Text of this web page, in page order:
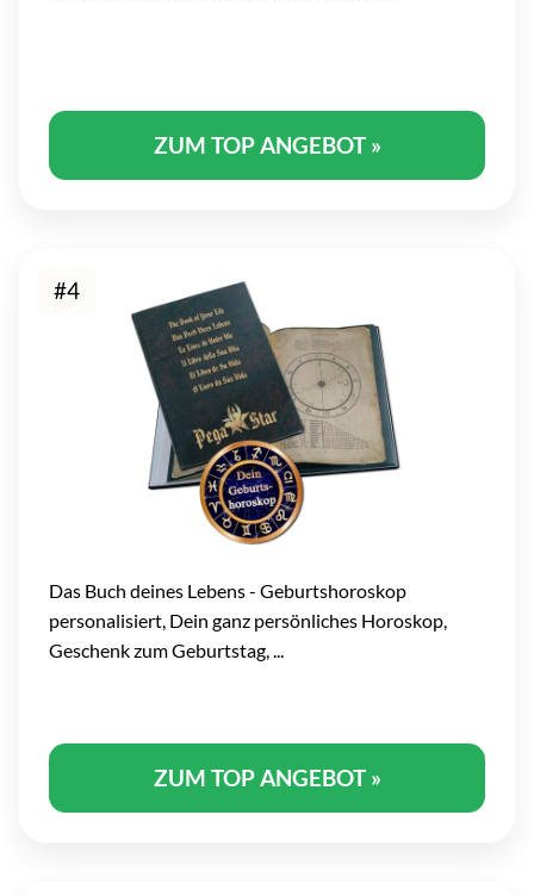
ZUM TOP ANGEBOT »
#4
Das Buch deines Lebens - Geburtshoroskop
personalisiert, Dein ganz persönliches Horoskop,
Geschenk zum Geburtstag, ...
ZUM TOP ANGEBOT »